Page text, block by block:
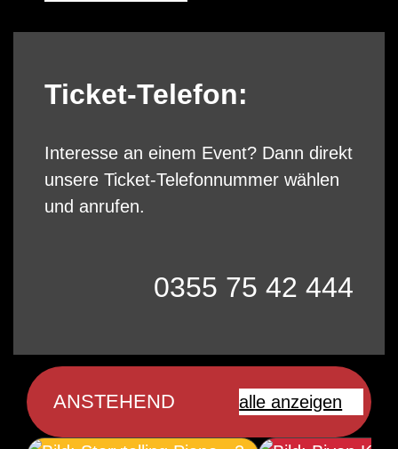
Ticket-Telefon:
Interesse an einem Event? Dann direkt
unsere Ticket-Telefonnummer wählen
und anrufen.
0355 75 42 444
ANSTEHEND alle anzeigen